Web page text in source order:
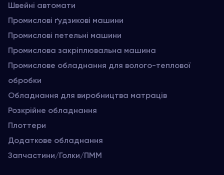
Швейні автомати
Промислові ґудзикові машини
Промислові петельні машини
Промислова закріплювальна машина
Промислове обладнання для волого-теплової
обробки
Обладнання для виробництва матраців
Розкрійне обладнання
Плоттери
Додаткове обладнання
Запчастини/Голки/ПММ